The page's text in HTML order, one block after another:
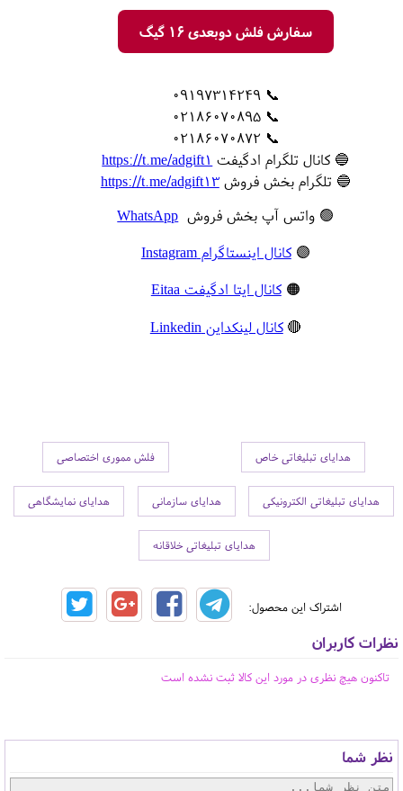
سفارش فلش دوبعدی 16 گیگ
📞 09197314249
📞 02186070895
📞 02186070872
🔵 کانال تلگرام ادگیفت https://t.me/adgift1
🔵 تلگرام بخش فروشhttps://t.me/adgift13
🟢 واتس آپ بخش فروش WhatsApp
🟣کانال اینستاگرام Instagram
🟠کانال ایتا ادگیفت Eitaa
🔴 کانال لینکداین Linkedin
هدایای تبلیغاتی خاص فلش مموری اختصاصی
هدایای تبلیغاتی الکترونیکی هدایای سازمانی هدایای نمایشگاهی
هدایای تبلیغاتی خلاقانه
اشتراک این محصول:
نظرات کاربران
تاکنون هیچ نظری در مورد این کالا ثبت نشده است
نظر شما